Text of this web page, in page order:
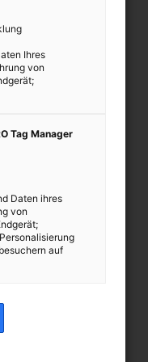
Ihres
von
Tag Manager
Daten ihres
von
auf